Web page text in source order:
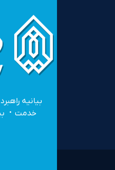
بیانیه
خدمت